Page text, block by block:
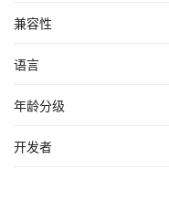
兼容性
语言
年龄分级
开发者